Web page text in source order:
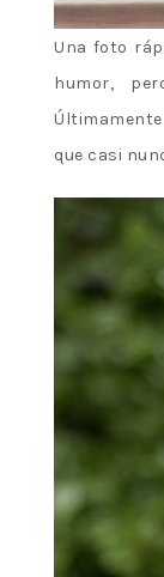
Una foto
humor,
que casi